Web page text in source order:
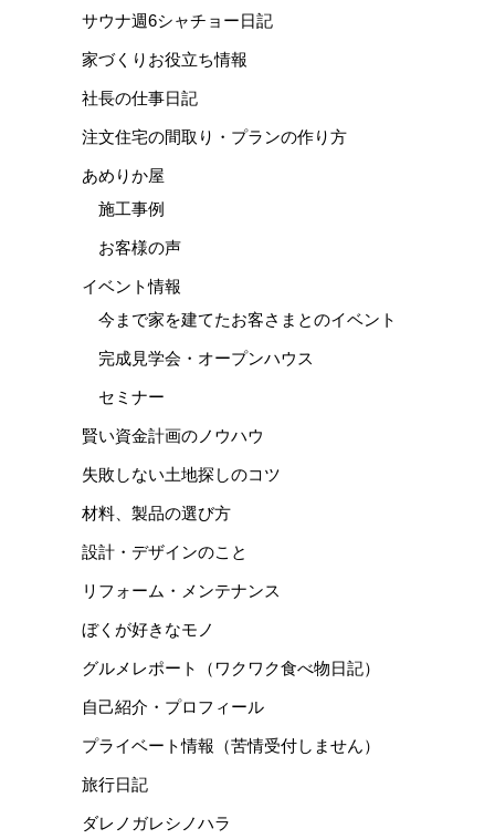
サウナ週6シャチョー日記
家づくりお役立ち情報
社長の仕事日記
注文住宅の間取り・プランの作り方
あめりか屋
施工事例
お客様の声
イベント情報
今まで家を建てたお客さまとのイベント
完成見学会・オープンハウス
セミナー
賢い資金計画のノウハウ
失敗しない土地探しのコツ
材料、製品の選び方
設計・デザインのこと
リフォーム・メンテナンス
ぼくが好きなモノ
グルメレポート（ワクワク食べ物日記）
自己紹介・プロフィール
プライベート情報（苦情受付しません）
旅行日記
ダレノガレシノハラ